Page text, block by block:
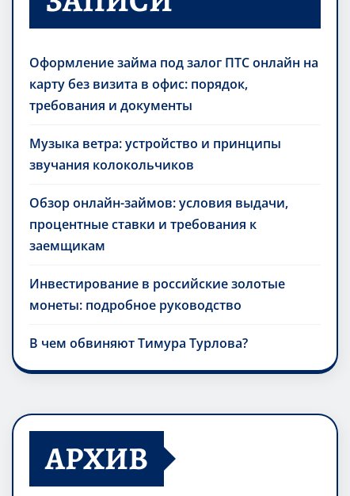
Оформление займа под залог ПТС онлайн на
карту без визита в офис: порядок,
требования и документы
Музыка ветра: устройство и принципы
звучания колокольчиков
Обзор онлайн-займов: условия выдачи,
процентные ставки и требования к
заемщикам
Инвестирование в российские золотые
монеты: подробное руководство
В чем обвиняют Тимура Турлова?
АРХИВ